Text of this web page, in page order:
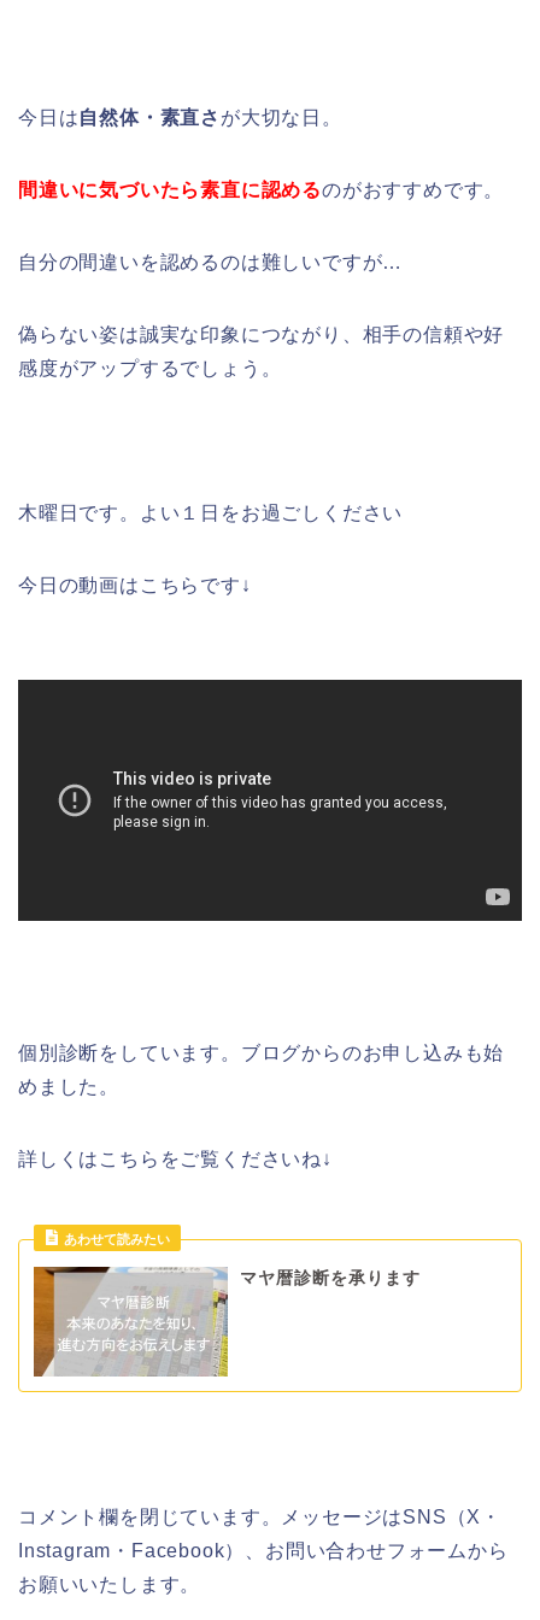
今日は自然体・素直さ が大切な日。
間違いに気づいたら素直に認めるのがおすすめです。
自分の間違いを認めるのは難しいですが…
偽らない姿は誠実な印象につながり、相手の信頼や好
感度がアップするでしょう。
木曜日です。よい１日をお過ごしください
今日の動画はこちらです↓
個別診断をしています。ブログからのお申し込みも始
めました。
詳しくはこちらをご覧くださいね↓
マヤ暦診断を承ります
コメント欄を閉じています。メッセージはSNS（X・
Instagram・Facebook）、お問い合わせフォームから
お願いいたします。